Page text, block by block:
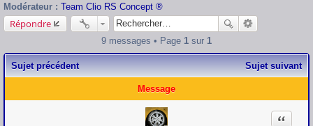
Modérateur : Team Clio RS Concept ®
Répondre
9 messages • Page 1 sur 1
Sujet précédent Sujet suivant
Message
Citation